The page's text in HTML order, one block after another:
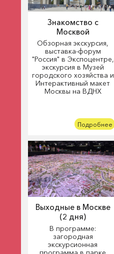
Знакомство с
Москвой
Обзорная экскурсия,
выставка-форум
"Россия" в Экспоцентре,
экскурсия в Музей
городского хозяйства и
Интерактивный макет
Москвы на ВДНХ
Подробнее
Выходные в Москве
(2 дня)
В программе:
загородная
экскурсионная